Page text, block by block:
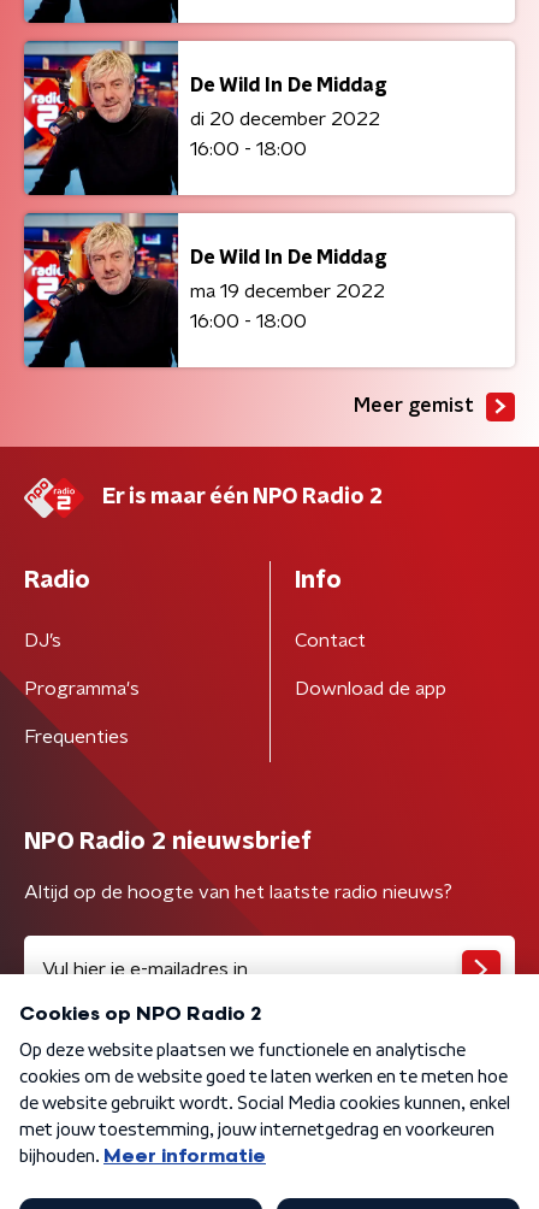
De Wild In De Middag
di 20 december 2022
16:00 - 18:00
De Wild In De Middag
ma 19 december 2022
16:00 - 18:00
Meer gemist
Er is maar één NPO Radio 2
Radio
DJ’s
Programma's
Frequenties
Info
Contact
Download de app
NPO Radio 2 nieuwsbrief
Altijd op de hoogte van het laatste radio nieuws?
Algemene voorwaarden